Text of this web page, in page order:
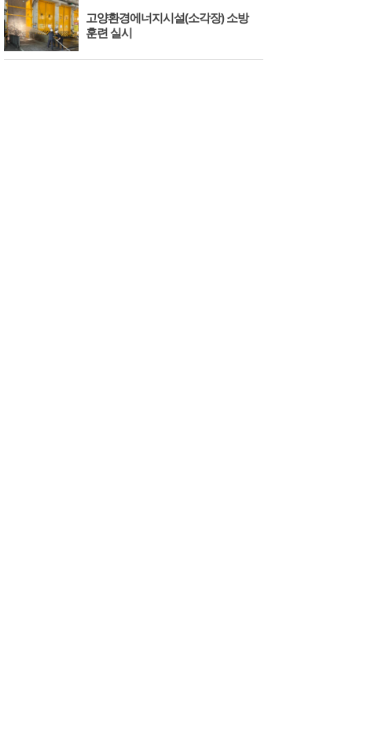
고양환경에너지시설(소각장) 소방
훈련 실시